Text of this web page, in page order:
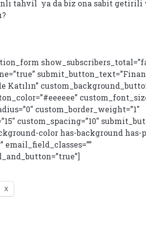
tahvil ya da biz ona sabit
Katılın”
custom_border_weight=”1″
custom_spacing=”10″
color has-background has-
email_field_classes=””
X